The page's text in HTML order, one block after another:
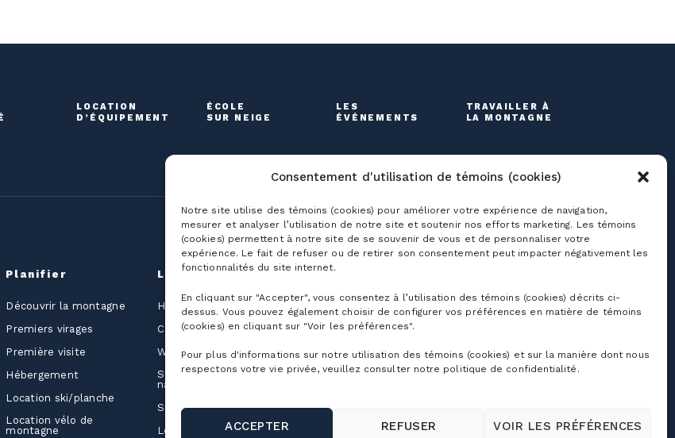
Consentement d'utilisation de témoins (cookies)
Notre site utilise des témoins (cookies) pour améliorer votre expérience de navigation,
mesurer et analyser l’utilisation de notre site et soutenir nos efforts marketing. Les témoins
(cookies) permettent à notre site de se souvenir de vous et de personnaliser votre
expérience. Le fait de refuser ou de retirer son consentement peut impacter négativement les
fonctionnalités du site internet.
En cliquant sur "Accepter", vous consentez à l’utilisation des témoins (cookies) décrits ci-
dessus. Vous pouvez également choisir de configurer vos préférences en matière de témoins
(cookies) en cliquant sur "Voir les préférences".
Pour plus d'informations sur notre utilisation des témoins (cookies) et sur la manière dont nous
respectons votre vie privée, veuillez consulter notre politique de confidentialité.
ACCEPTER REFUSER VOIR LES PRÉFÉRENCES
LOCATION
D’ÉQUIPEMENT
ÉCOLE
SUR NEIGE
LES
ÉVÉNEMENTS
TRAVAILLER À
LA MONTAGNE
Planifier
Découvrir la montagne
Premiers virages
Première visite
Hébergement
Location ski/planche
Location vélo de
montagne
La montagne
Horaire détaillé
Cartes de la montagne
Webcams
Stationnements et
navette
SnowPrks
Les chalets
Groupes
Écoles et camps de
jour
corporatifs
Mariages, célébrations
Camp mille aventures
Nous joindre
Emplois
Cime agence
Salle de presse